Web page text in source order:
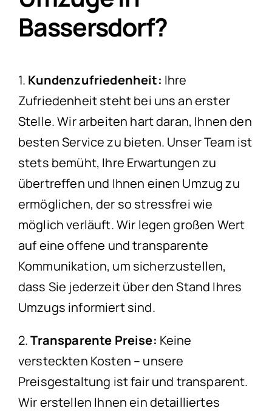
Bassersdorf?
1. Kundenzufriedenheit: Ihre
Zufriedenheit steht bei uns an erster
Stelle. Wir arbeiten hart daran, Ihnen den
besten Service zu bieten. Unser Team ist
stets bemüht, Ihre Erwartungen zu
übertreffen und Ihnen einen Umzug zu
ermöglichen, der so stressfrei wie
möglich verläuft. Wir legen großen Wert
auf eine offene und transparente
Kommunikation, um sicherzustellen,
dass Sie jederzeit über den Stand Ihres
Umzugs informiert sind.
2.Transparente Preise: Keine
versteckten Kosten – unsere
Preisgestaltung ist fair und transparent.
Wir erstellen Ihnen ein detailliertes